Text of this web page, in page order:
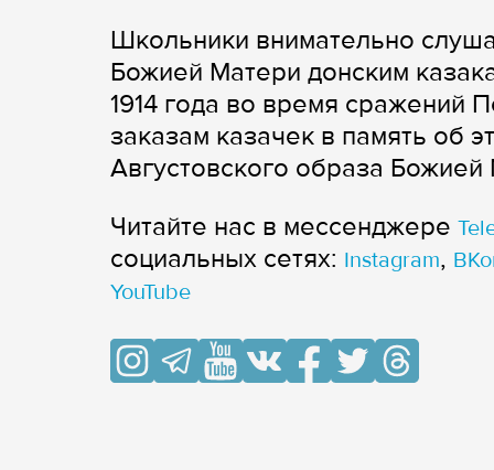
Школьники внимательно
Божией Матери донским
1914 года во время сражений
заказам казачек в память об
Августовского образа
Читайте нас в мессенджере
cоциальных сетях: Instagram,
YouTube